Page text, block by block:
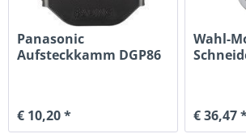
Panasonic
Aufsteckkamm DGP86
€ 10,20 *
Wahl-
€ 36,47